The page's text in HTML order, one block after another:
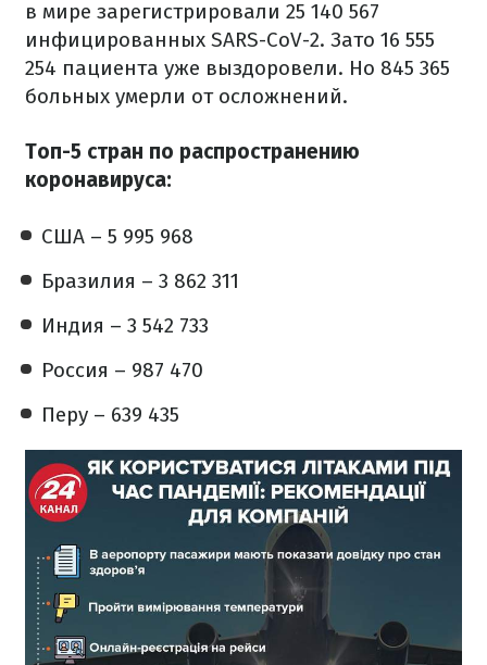
в мире зарегистрировали 25 140 567
инфицированных SARS-CoV-2. Зато 16 555
254 пациента уже выздоровели. Но 845 365
больных умерли от осложнений.
Топ-5 стран по распространению
коронавируса:
США – 5 995 968
Бразилия – 3 862 311
Индия – 3 542 733
Россия – 987 470
Перу – 639 435